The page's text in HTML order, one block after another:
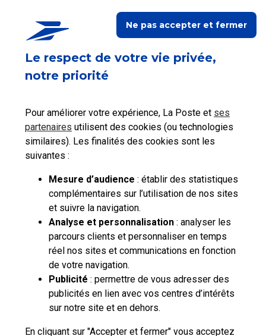
Le respect de votre vie privée,
notre priorité
Pour améliorer votre expérience, La Poste et ses
partenaires utilisent des cookies (ou technologies
similaires). Les finalités des cookies sont les
suivantes :
Mesure d’audience : établir des statistiques
complémentaires sur l’utilisation de nos sites
et suivre la navigation.
Analyse et personnalisation : analyser les
parcours clients et personnaliser en temps
réel nos sites et communications en fonction
de votre navigation.
Publicité : permettre de vous adresser des
publicités en lien avec vos centres d’intérêts
sur notre site et en dehors.
En cliquant sur "Accepter et fermer" vous acceptez
Ne pas accepter et fermer
Contacter les autres services du Groupe La